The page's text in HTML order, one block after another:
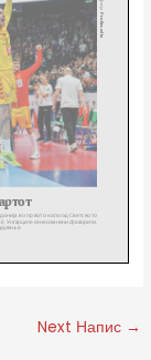
Next Напис →